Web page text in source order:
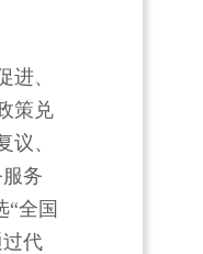
进、
策兑
、
务
“全国
代